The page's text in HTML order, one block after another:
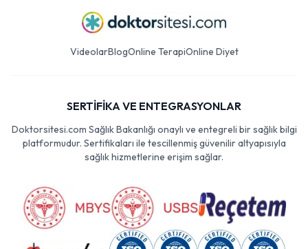
VideolarBlogOnline TerapiOnline Diyet
SERTİFİKA VE ENTEGRASYONLAR
Doktorsitesi.com Sağlık Bakanlığı onaylı ve entegreli bir sağlık bilgi
platformudur. Sertifikaları ile tescillenmiş güvenilir altyapısıyla
sağlık hizmetlerine erişim sağlar.